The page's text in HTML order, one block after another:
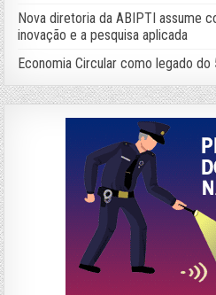
Nova diretoria da ABIPTI assume
inovação e a pesquisa aplicada
Economia Circular como legado do